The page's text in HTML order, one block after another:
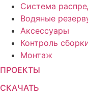
Система
Водяные
Аксессуары
Контроль
Монтаж
ПРОЕКТЫ
СКАЧАТЬ